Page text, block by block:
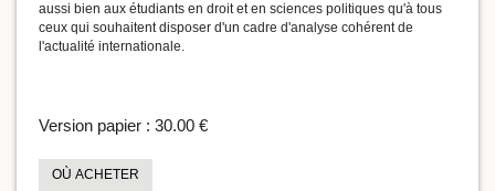
aussi bien aux étudiants en droit et en sciences politiques qu'à tous
ceux qui souhaitent disposer d'un cadre d'analyse cohérent de
l'actualité internationale.
Version papier : 30.00 €
OÙ ACHETER